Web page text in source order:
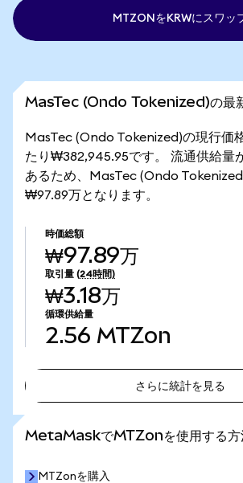
MTZONをKRWにスワッ
MasTec (Ondo Tokenized)の最
MasTec (Ondo Tokenized)の現行価
たり₩382,945.95です。 流通供給量
あるため、MasTec (Ondo
₩97.89万となります。
時価総額
₩97.89万
取引量 (24時間)
₩3.18万
循環供給量
2.56 MTZon
さらに統計を見る
MetaMaskでMTZonを使用する方
MTZonを購入